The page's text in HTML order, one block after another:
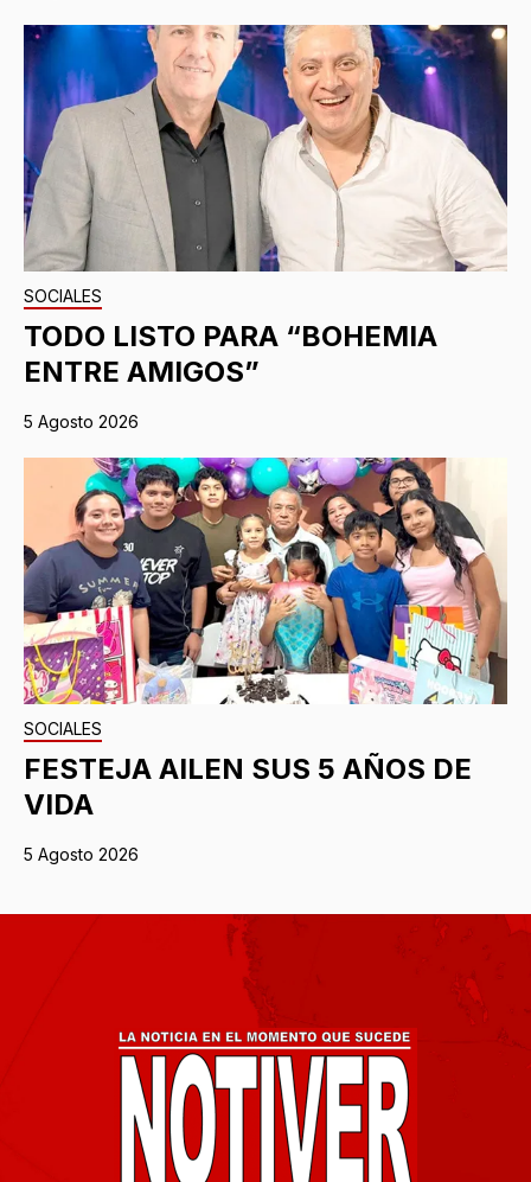
SOCIALES
TODO LISTO PARA “BOHEMIA
ENTRE AMIGOS”
5 Agosto 2026
SOCIALES
FESTEJA AILEN SUS 5 AÑOS DE
VIDA
5 Agosto 2026